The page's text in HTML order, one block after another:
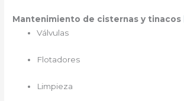
Mantenimiento de cisternas y tinacos
Válvulas
Flotadores
Limpieza